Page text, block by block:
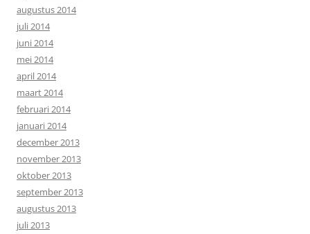
augustus 2014
juli 2014
juni 2014
mei 2014
april 2014
maart 2014
februari 2014
januari 2014
december 2013
november 2013
oktober 2013
september 2013
augustus 2013
juli 2013